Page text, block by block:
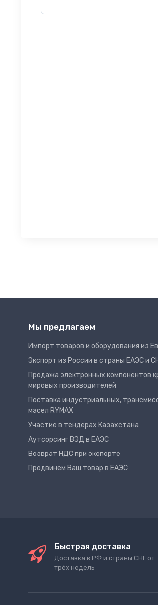
Мы предлагаем
Импорт товаров и оборудования из
Экспорт из России в страны ЕАЭС и
Продажа электронных компонентов
мировых производителей
Поставка индустриальных,
масел RYMAX
Участие в тендерах Казахстана
Аутсорсинг ВЭД в ЕАЭС
Возврат НДС при экспорте
Продвинем Ваш товар в ЕАЭС
Быстрая доставка
Доставка в РФ и страны СНГ от
трёх недель